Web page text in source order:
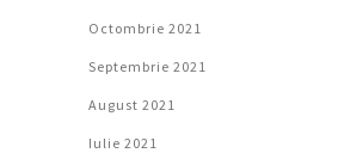
Octombrie 2021
Septembrie 2021
August 2021
Iulie 2021